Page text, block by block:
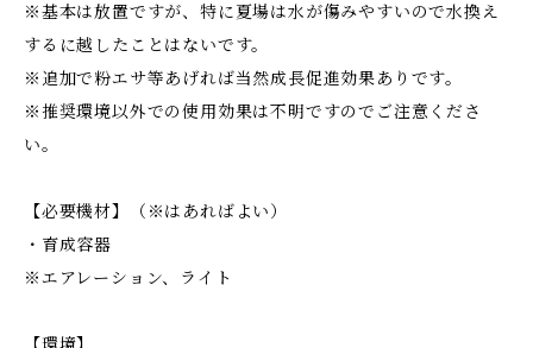
※基本は放置ですが、特に夏場は水が傷みやすいので水換え
するに越したことはないです。
※追加で粉エサ等あげれば当然成長促進効果ありです。
※推奨環境以外での使用効果は不明ですのでご注意くださ
い。
【必要機材】（※はあればよい）
・育成容器
※エアレーション、ライト